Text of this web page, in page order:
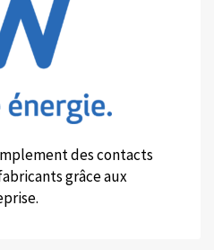
des contacts
grâce aux